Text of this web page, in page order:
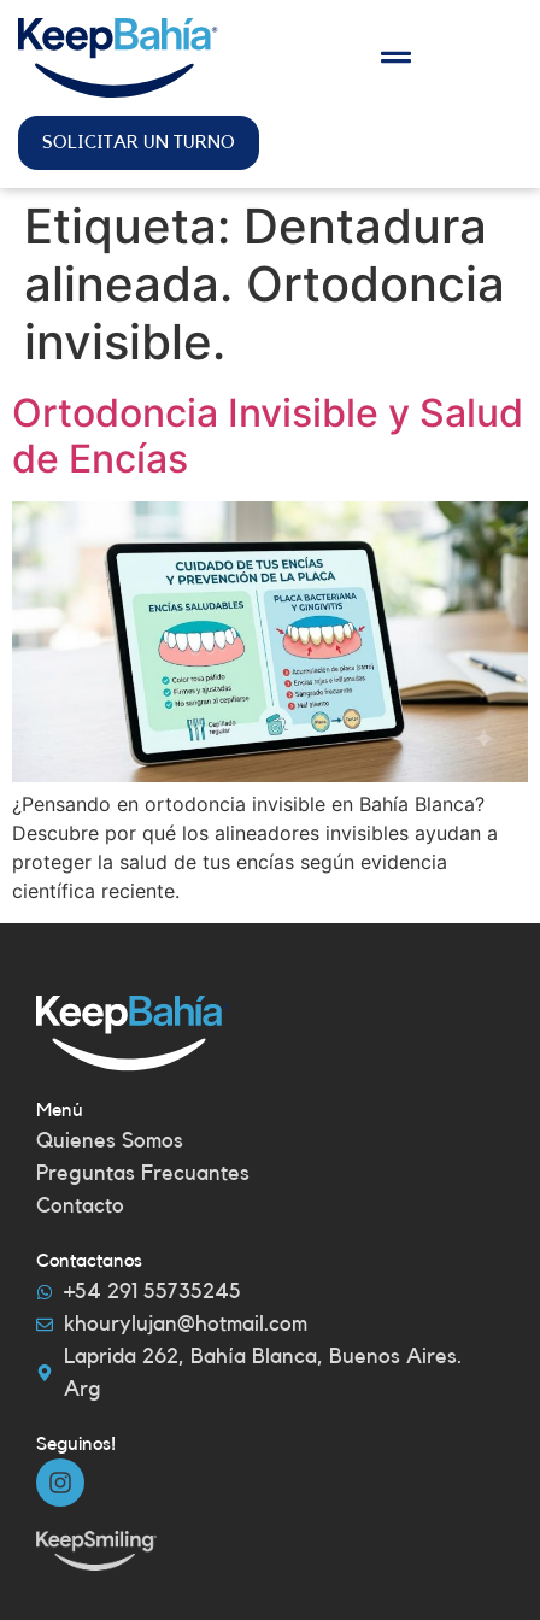
SOLICITAR UN TURNO
Etiqueta: Dentadura
alineada. Ortodoncia
invisible.
Ortodoncia Invisible y Salud
de Encías
¿Pensando en ortodoncia invisible en Bahía Blanca?
Descubre por qué los alineadores invisibles ayudan a
proteger la salud de tus encías según evidencia
científica reciente.
Menú
Quienes Somos
Preguntas Frecuantes
Contacto
Contactanos
+54 291 55735245
khourylujan@hotmail.com
Laprida 262, Bahía Blanca, Buenos Aires.
Arg
Seguinos!